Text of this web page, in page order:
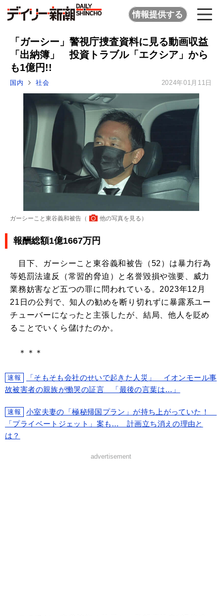
情報提供する
「ガーシー」警視庁捜査資料に見る動画収益
「出納簿」 投資トラブル「エクシア」から
も1億円!!
国内 社会 2024年01月11日
ガーシーこと東谷義和被告（ 他の写真を見る ）
報酬総額1億1667万円
目下、ガーシーこと東谷義和被告（52）は暴力行為
等処罰法違反（常習的脅迫）と名誉毀損や強要、威力
業務妨害など五つの罪に問われている。2023年12月
21日の公判で、知人の勧めを断り切れずに暴露系ユー
チューバーになったと主張したが、結局、他人を貶め
ることでいくら儲けたのか。
＊＊＊
速報
「そもそも会社のせいで起きた人災」 イオンモール事
故被害者の親族が慟哭の証言 「最後の言葉は…」
速報
小室夫妻の「極秘帰国プラン」が持ち上がっていた！
「プライベートジェット」案も… 計画立ち消えの理由と
は？
advertisement